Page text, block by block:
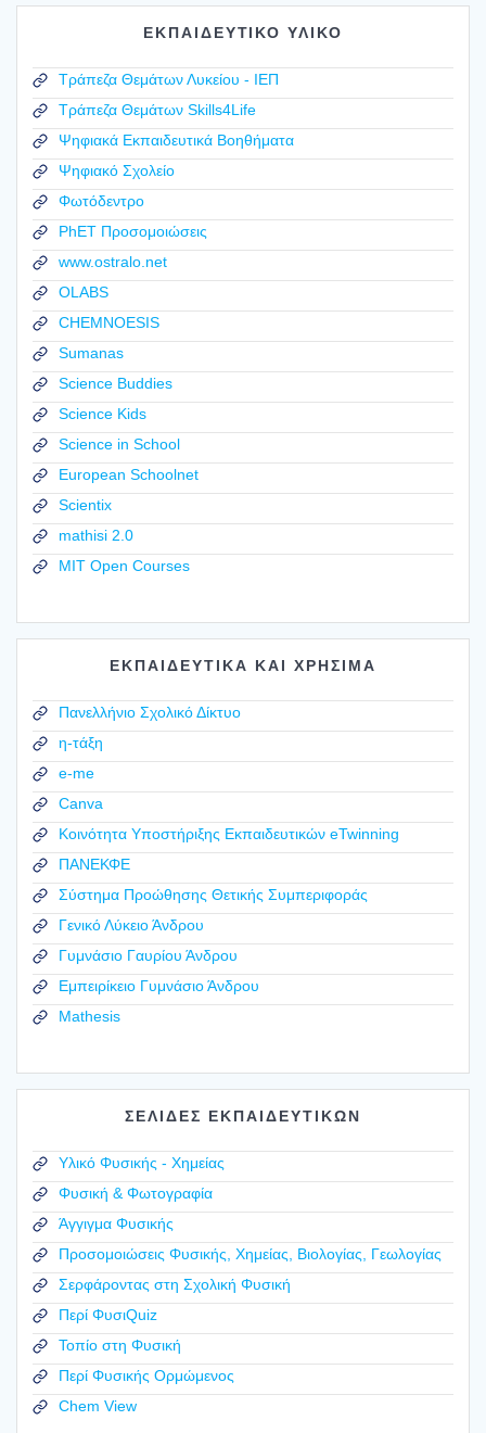
ΕΚΠΑΙΔΕΥΤΙΚΟ ΥΛΙΚΟ
Τράπεζα Θεμάτων Λυκείου - ΙΕΠ
Τράπεζα Θεμάτων Skills4Life
Ψηφιακά Εκπαιδευτικά Βοηθήματα
Ψηφιακό Σχολείο
Φωτόδεντρο
PhET Προσομοιώσεις
www.ostralo.net
OLABS
CHEMNOESIS
Sumanas
Science Buddies
Science Kids
Science in School
European Schoolnet
Scientix
mathisi 2.0
MIT Open Courses
ΕΚΠΑΙΔΕΥΤΙΚΑ ΚΑΙ ΧΡΗΣΙΜΑ
Πανελλήνιο Σχολικό Δίκτυο
η-τάξη
e-me
Canva
Κοινότητα Υποστήριξης Εκπαιδευτικών eTwinning
ΠΑΝΕΚΦΕ
Σύστημα Προώθησης Θετικής Συμπεριφοράς
Γενικό Λύκειο Άνδρου
Γυμνάσιο Γαυρίου Άνδρου
Εμπειρίκειο Γυμνάσιο Άνδρου
Mathesis
ΣΕΛΙΔΕΣ ΕΚΠΑΙΔΕΥΤΙΚΩΝ
Υλικό Φυσικής - Χημείας
Φυσική & Φωτογραφία
Άγγιγμα Φυσικής
Προσομοιώσεις Φυσικής, Χημείας, Βιολογίας, Γεωλογίας
Σερφάροντας στη Σχολική Φυσική
Περί ΦυσιQuiz
Τοπίο στη Φυσική
Περί Φυσικής Ορμώμενος
Chem View